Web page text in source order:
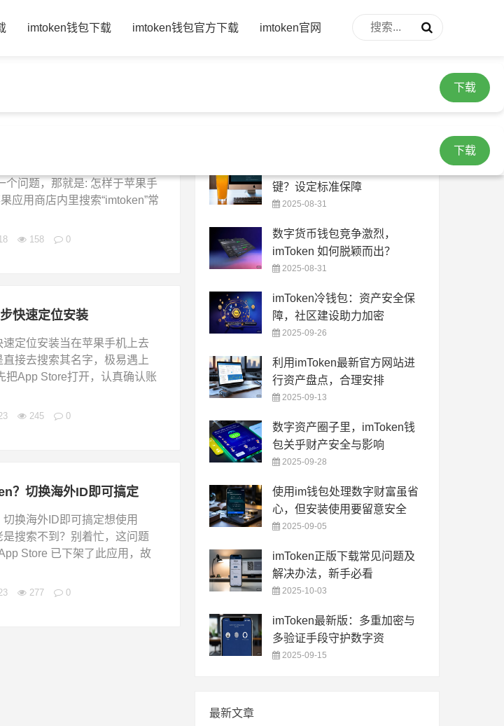
下载
下载
imtoken钱包下载 imtoken钱包官方下载 imtoken官网
个问题，那就是: 怎样于苹果手
应用商店内里搜索“imtoken”常
158 0
快速定位安装
定位安装当在苹果手机上去
接去搜索其名字，极易遇上
把App Store打开，认真确认账
245 0
？切换海外ID即可搞定
换海外ID即可搞定想使用
搜索不到？别着忙，这问题
Store 已下架了此应用，故
277 0
键？设定标准保障
2025-08-31
数字货币钱包竞争激烈，
imToken 如何脱颖而出？
2025-08-31
imToken冷钱包：资产安全保
障，社区建设助力加密
2025-09-26
利用imToken最新官方网站进
行资产盘点，合理安排
2025-09-13
数字资产圈子里，imToken钱
包关乎财产安全与影响
2025-09-28
使用im钱包处理数字财富虽省
心，但安装使用要留意安全
2025-09-05
imToken正版下载常见问题及
解决办法，新手必看
2025-10-03
imToken最新版：多重加密与
多验证手段守护数字资
2025-09-15
最新文章